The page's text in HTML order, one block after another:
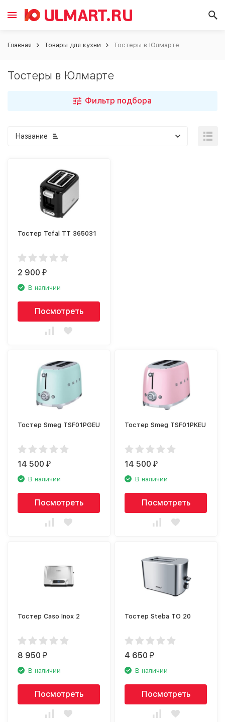
Главная Товары для кухни Тостеры в Юлмарте
Тостеры в Юлмарте
Фильтр подбора
Название
Тостер Tefal TT 365031
2 900₽
В наличии
Посмотреть
Тостер Smeg TSF01PGEU
14 500₽
В наличии
Посмотреть
Тостер Smeg TSF01PKEU
14 500₽
В наличии
Посмотреть
Тостер Caso Inox 2
8 950₽
В наличии
Посмотреть
Тостер Steba TO 20
4 650₽
В наличии
Посмотреть